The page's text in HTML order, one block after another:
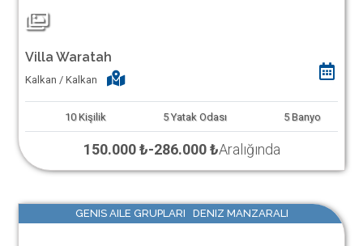
Villa Waratah
Kalkan / Kalkan
10 Kişilik 5 Yatak Odası 5 Banyo
150.000 ₺-286.000 ₺Aralığında
GENIS AILE GRUPLARI DENIZ MANZARALI